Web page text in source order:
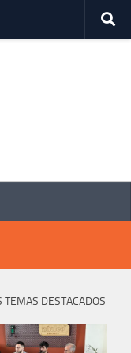
TEMAS DESTACADOS